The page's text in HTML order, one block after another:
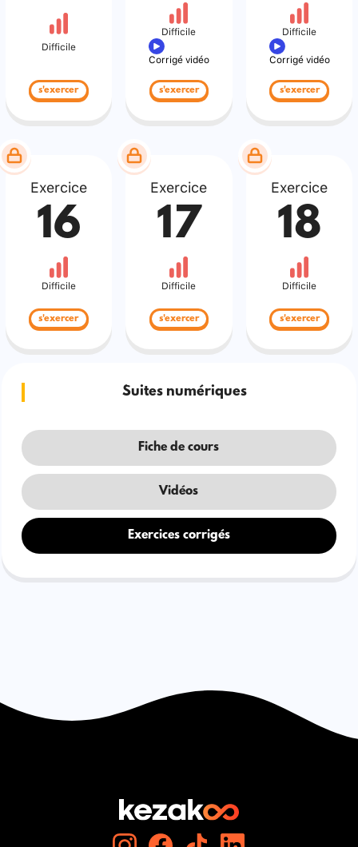
Difficile
s'exercer
Difficile
Corrigé vidéo
s'exercer
Difficile
Corrigé vidéo
s'exercer
Exercice
16
Difficile
s'exercer
Exercice
17
Difficile
s'exercer
Exercice
18
Difficile
s'exercer
Suites numériques
Fiche de cours
Vidéos
Exercices corrigés